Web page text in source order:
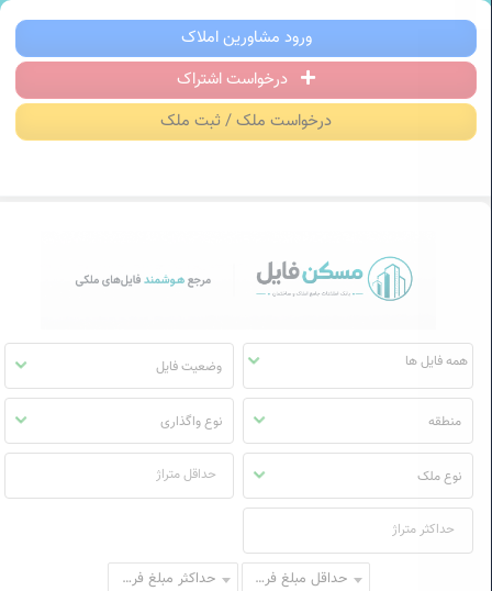
مسکن فایل | خرید، فروش، رهن و اجاره
ورود مشاورین املاک
درخواست اشتراک
درخواست ملک / ثبت ملک
مسکن
فایل
وضعیت فایل
منطقه نوع واگذاری
نوع ملک
حداقل مبلغ فروش حداکثر مبلغ فروش